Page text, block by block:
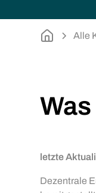
Alle
letzte
Dezentrale